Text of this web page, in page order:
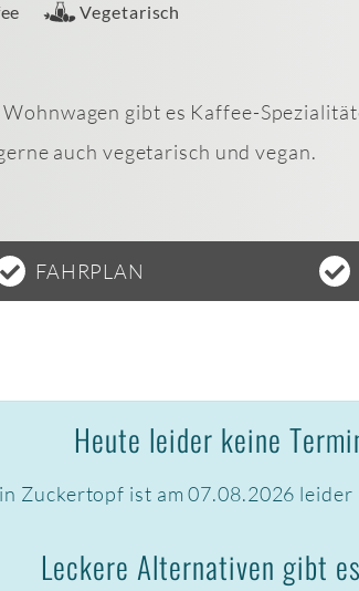
Vegetarisch
gibt es Kaffee-
auch vegetarisch und vegan.
FAHRPLAN
Heute leider keine
Zuckertopf ist am 07.08.2026
Leckere Alternativen gibt